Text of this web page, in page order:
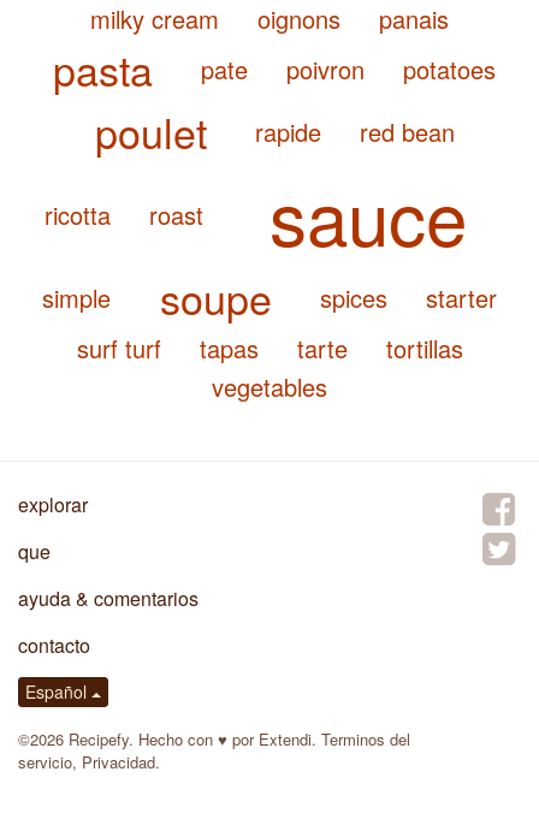
milky cream
oignons panais
pasta pate poivron potatoes
poulet rapide red bean
ricotta roast sauce
simple soupe spices
starter
surf turf
tapas tarte
tortillas
vegetables
explorar
que
ayuda & comentarios
contacto
Español
©2026 Recipefy. Hecho con ♥ por Extendi. Terminos del
servicio, Privacidad.